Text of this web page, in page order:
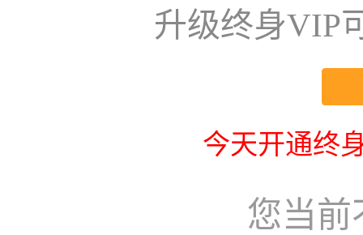
升级终身VIP
今天开通终
您当前